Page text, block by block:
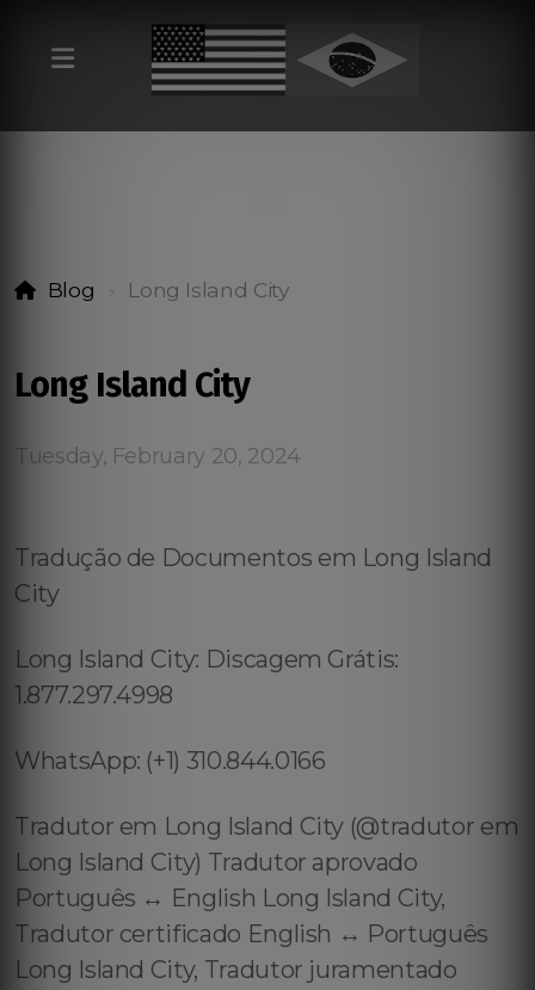
Blog Long Island City
Long Island City
Tuesday, February 20, 2024
Tradução de Documentos em Long Island
City
Long Island City: Discagem Grátis:
1.877.297.4998
WhatsApp: (+1) 310.844.0166
Tradutor em Long Island City (@tradutor em
Long Island City) Tradutor aprovado
Português ↔️ English Long Island City,
Tradutor certificado English ↔️ Português
Long Island City, Tradutor juramentado